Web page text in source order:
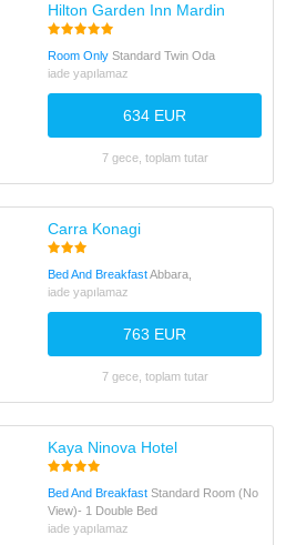
Hilton Garden Inn Mardin
Room Only Standard Twin Oda
iade yapılamaz
634 EUR
7 gece, toplam tutar
Carra Konagi
Bed And BreakfastAbbara,
iade yapılamaz
763 EUR
7 gece, toplam tutar
Kaya Ninova Hotel
Bed And Breakfast Standard Room (No
View)- 1 Double Bed
iade yapılamaz